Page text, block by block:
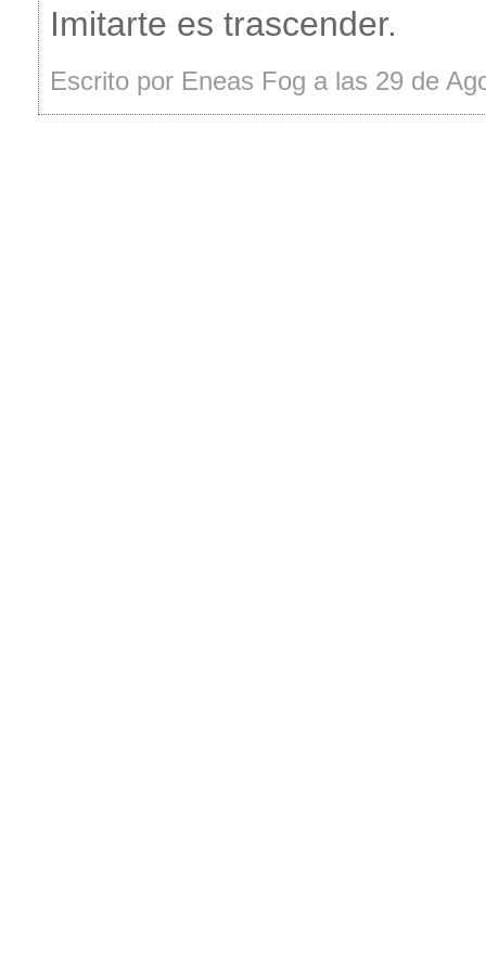
Imitarte es trascender.
Escrito por Eneas Fog a las 29 de